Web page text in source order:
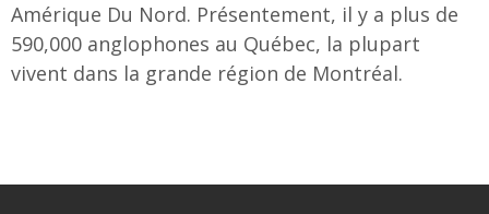
Amérique Du Nord. Présentement, il y a plus de
590,000 anglophones au Québec, la plupart
vivent dans la grande région de Montréal.